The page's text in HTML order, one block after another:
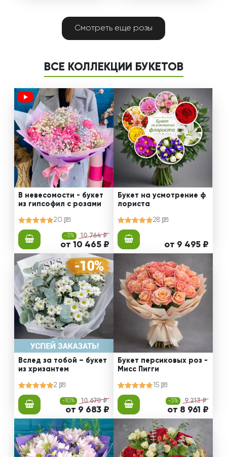
Смотреть еще розы
ВСЕ КОЛЛЕКЦИИ БУКЕТОВ
В невесомости - букет
из гипсофил с розами
20
-3% 10 764 ₽
от 10 465 ₽
Букет на усмотрение ф
лориста
28
от 9 495 ₽
Вслед за тобой – букет
из хризантем
2
-10% 10 670 ₽
от 9 683 ₽
Букет персиковых роз -
Мисс Пигги
15
-3% 9 213 ₽
от 8 961 ₽